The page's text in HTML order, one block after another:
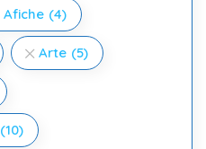
Afiche (4)
Arte (5)
(10)